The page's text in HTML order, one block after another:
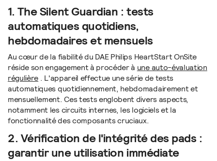
1. The Silent Guardian : tests
automatiques quotidiens,
hebdomadaires et mensuels
Au cœur de la fiabilité du DAE Philips HeartStart OnSite
réside son engagement à procéder à une auto-évaluation
régulière . L'appareil effectue une série de tests
automatiques quotidiennement, hebdomadairement et
mensuellement. Ces tests englobent divers aspects,
notamment les circuits internes, les logiciels et la
fonctionnalité des composants cruciaux.
2. Vérification de l'intégrité des pads :
garantir une utilisation immédiate